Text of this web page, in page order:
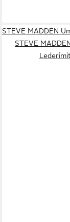
STEVE MADDEN
STEVE